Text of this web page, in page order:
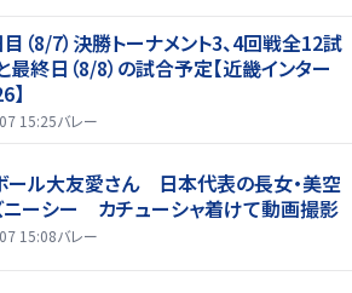
（8/7）決勝トーナメント3、4回戦全12試
終日（8/8）の試合予定【近畿インター
】
15:25バレー
ール大友愛さん 日本代表の長女・美空
ニーシー カチューシャ着けて動画撮影
15:08バレー